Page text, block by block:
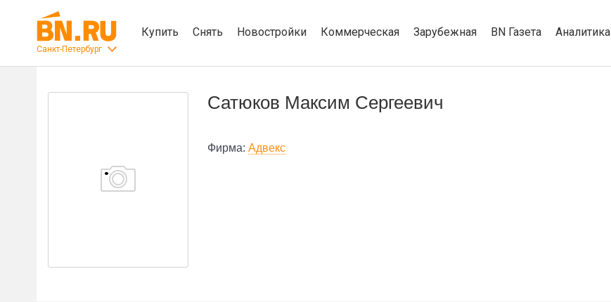
Санкт-Петербург
Купить Снять Новостройки Коммерческая Зарубежная BN Газета Аналитика
Сатюков Максим Сергеевич
Фирма: Адвекс